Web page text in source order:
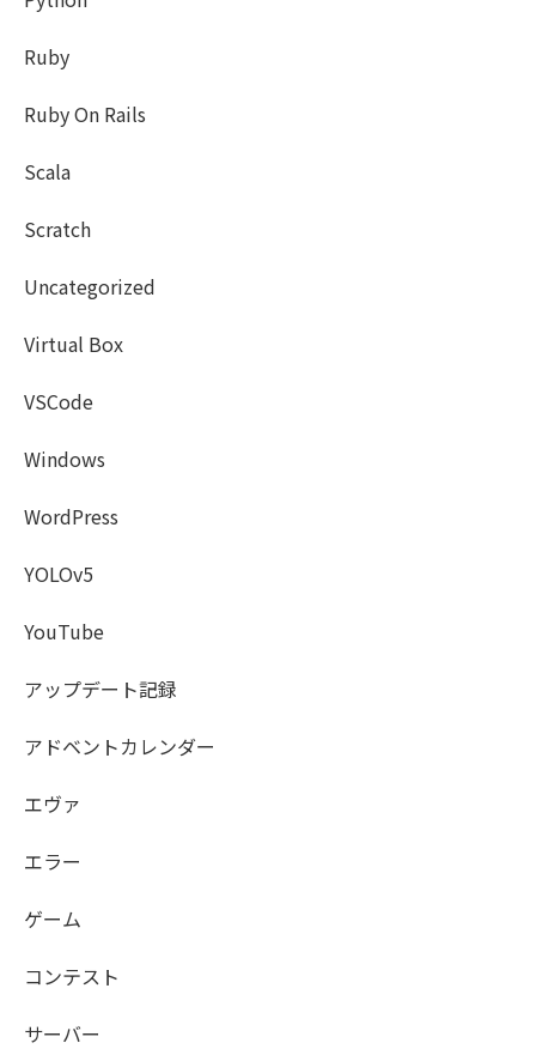
Ruby
Ruby On Rails
Scala
Scratch
Uncategorized
Virtual Box
VSCode
Windows
WordPress
YOLOv5
YouTube
アップデート記録
アドベントカレンダー
エヴァ
エラー
ゲーム
コンテスト
サーバー